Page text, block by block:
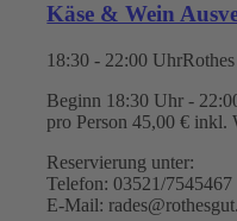
Käse & Wein
18:30 - 22:00 Uhr
Beginn 18:30 Uhr -
pro Person 45,00 € inkl.
Reservierung unter:
Telefon: 03521/7545467
E-Mail: